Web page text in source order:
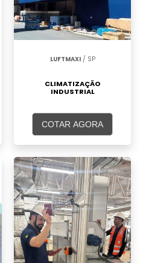
LUFTMAXI/ SP
CLIMATIZAÇÃO
INDUSTRIAL
COTAR AGORA